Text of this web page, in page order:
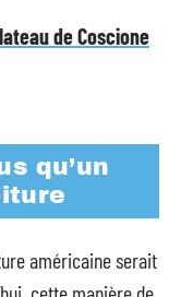
de Coscione
qu’un
américaine serait